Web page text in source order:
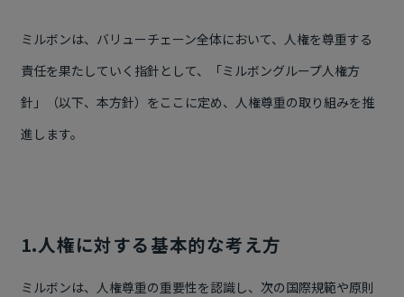
ミルボンは、バリューチェーン全体において、人権を尊重する
責任を果たしていく指針として、「ミルボングループ人権方
針」（以下、本方針）をここに定め、人権尊重の取り組みを推
進します。
1.人権に対する基本的な考え方
ミルボンは、人権尊重の重要性を認識し、次の国際規範や原則